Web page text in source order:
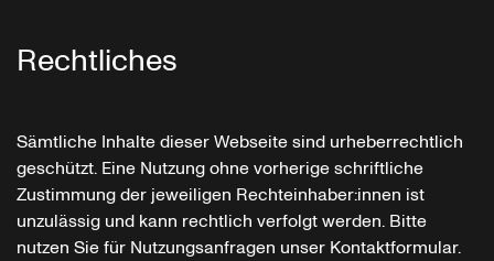
Rechtliches
Sämtliche Inhalte dieser Webseite sind urheberrechtlich
geschützt. Eine Nutzung ohne vorherige schriftliche
Zustimmung der jeweiligen Rechteinhaber:innen ist
unzulässig und kann rechtlich verfolgt werden. Bitte
nutzen Sie für Nutzungsanfragen unser Kontaktformular.